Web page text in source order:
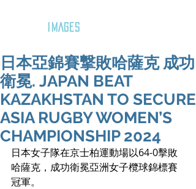
IMAGES
日本亞錦賽撃敗哈薩克 成功
衛冕. JAPAN BEAT
KAZAKHSTAN TO SECURE
ASIA RUGBY WOMEN’S
CHAMPIONSHIP 2024
日本女子隊在京士柏運動場以64-0擊敗
哈薩克，成功衛冕亞洲女子欖球錦標賽
冠軍。